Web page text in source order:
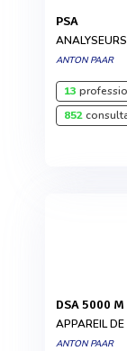
PSA
ANTON PAAR
13
852
DSA 5000 M
APPAREIL
ANTON PAAR